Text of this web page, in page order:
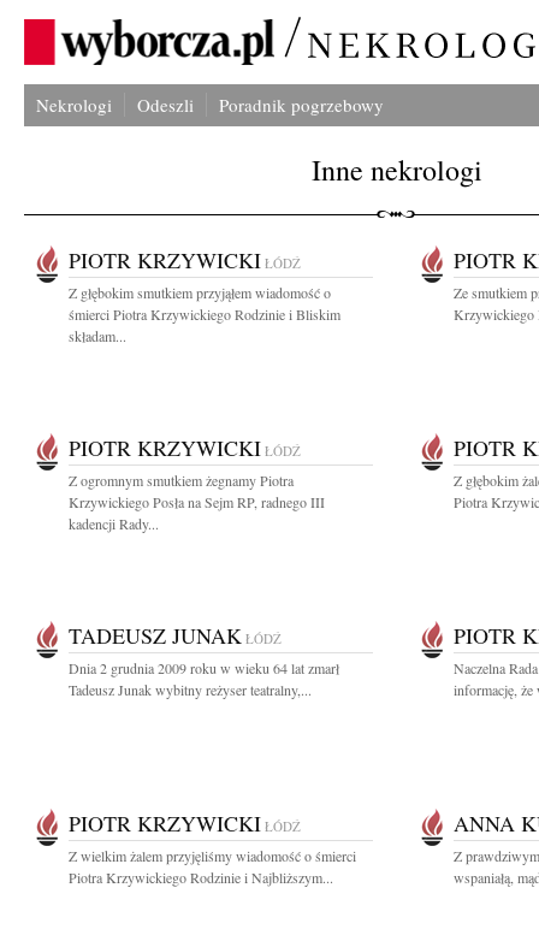
Nekrologi Odeszli Poradnik pogrzebowy
Inne nekrologi
PIOTR KRZYWICKI ŁÓDŹ
Z głębokim smutkiem przyjąłem wiadomość o
śmierci Piotra Krzywickiego Rodzinie i Bliskim
składam...
PIOTR
Ze smutkiem
Krzywickiego
PIOTR KRZYWICKI ŁÓDŹ
Z ogromnym smutkiem żegnamy Piotra
Krzywickiego Posła na Sejm RP, radnego III
kadencji Rady...
PIOTR
Z głębokim
Piotra
TADEUSZ JUNAK ŁÓDŹ
Dnia 2 grudnia 2009 roku w wieku 64 lat zmarł
Tadeusz Junak wybitny reżyser teatralny,...
PIOTR
Naczelna
informację, że
PIOTR KRZYWICKI ŁÓDŹ
Z wielkim żalem przyjęliśmy wiadomość o śmierci
Piotra Krzywickiego Rodzinie i Najbliższym...
ANNA
Z
wspaniałą,